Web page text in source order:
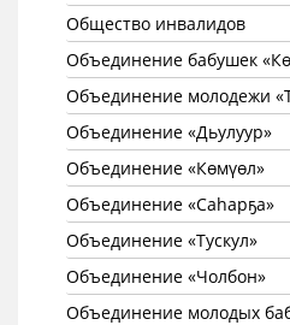
Общество инвалидов
Объединение бабушек
Объединение молодежи
Объединение «Дьулуур»
Объединение «Көмүөл»
Объединение «Саhарҕа»
Объединение «Тускул»
Объединение «Чолбон»
Объединение молодых